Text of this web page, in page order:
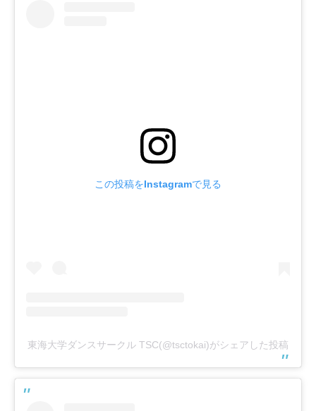
この投稿をInstagramで見る
東海大学ダンスサークル TSC(@tsctokai)がシェアした投稿